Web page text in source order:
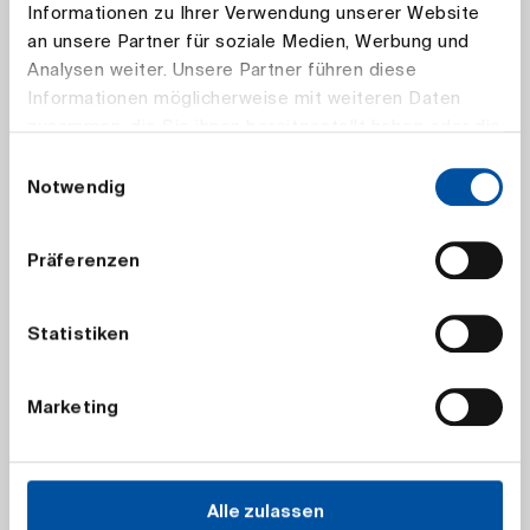
Informationen zu Ihrer Verwendung unserer Website
an unsere Partner für soziale Medien, Werbung und
Analysen weiter. Unsere Partner führen diese
Informationen möglicherweise mit weiteren Daten
haben.
Notwendig
Präferenzen
Statistiken
Marketing
Alle zulassen
Susanna Adelhardt, Vorsitzende der DAV
(JPG)